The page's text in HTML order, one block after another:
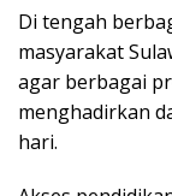
Di tengah
masyarakat
agar berbagai
menghadirkan
hari.